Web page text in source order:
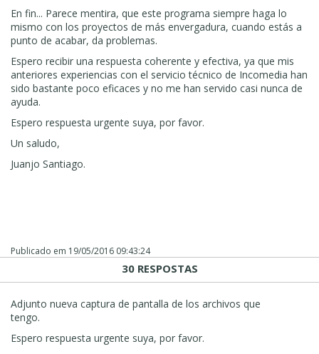
En fin... Parece mentira, que este programa siempre haga lo
mismo con los proyectos de más envergadura, cuando estás a
punto de acabar, da problemas.
Espero recibir una respuesta coherente y efectiva, ya que mis
anteriores experiencias con el servicio técnico de Incomedia han
sido bastante poco eficaces y no me han servido casi nunca de
ayuda.
Espero respuesta urgente suya, por favor.
Un saludo,
Juanjo Santiago.
Publicado em 19/05/2016 09:43:24
30 RESPOSTAS
Adjunto nueva captura de pantalla de los archivos que
tengo.
Espero respuesta urgente suya, por favor.